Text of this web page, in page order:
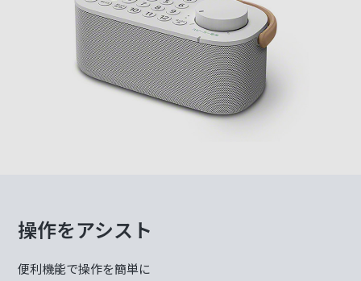
操作をアシスト
便利機能で操作を簡単に